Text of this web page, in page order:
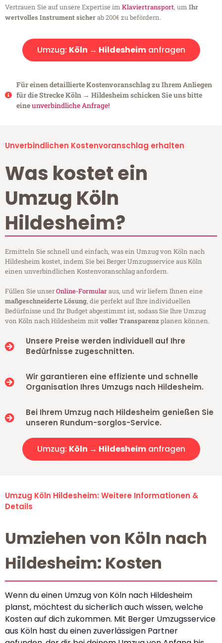
Vertrauen Sie auf unsere Expertise im Klaviertransport, um Ihr
wertvolles Instrument sicherab 200€ zu befördern.
Umzug: Köln → Hildesheimanfragen
Für einen detaillierte Kostenvoranschlag zu Ihrem Anliegen
für die Strecke Köln → Hildesheim schicken Sie uns bitte
eineunverbindliche Anfrage!
Unverbindlichen Kostenvoranschlag erhalten
Was kostet ein
Umzug Köln
Hildesheim?
Ermitteln Sie schnell und einfach, was ein Umzug von Köln nach
Hildesheim kostet, indem Sie bei Berger Umzugsservice aus Köln
einen unverbindlichen Kostenvoranschlag anfordern.
Füllen Sie unserOnline-Formularaus, und wir liefern Ihnen eine
maßgeschneiderte Lösung, die perfekt auf Ihre individuellen
Bedürfnisse und Ihr Budget abgestimmt ist, sodass Sie Ihre Umzug
von Köln nach Hildesheim mitvoller Transparenzplanen können.
Unsere Preise werden individuell auf Ihre
Bedürfnisse zugeschnitten.
Wir garantieren eine effiziente und schnelle
Organisation Ihres Umzugs nach Hildesheim.
Bei Ihrem Umzug nach Hildesheim genießen Sie
unseren Rundum-sorglos-Service.
Umzug: Köln → Hildesheimanfragen
Umzug Köln Hildesheim: Weitere Informationen &
Details
Umziehen von Köln nach
Hildesheim: Kosten
Wenn du einen Umzug von Köln nach Hildesheim
planst, möchtest du sicherlich auch wissen, welche
Kosten auf dich zukommen. Mit Berger Umzugsservice
aus Köln hast du einen zuverlässigen Partner